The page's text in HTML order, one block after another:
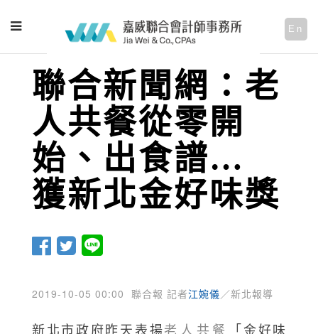
En
聯合新聞網：老
人共餐從零開
始、出食譜…
獲新北金好味獎
2019-10-05 00:00 聯合報 記者江婉儀／新北報導
新北市政府昨天表揚老人共餐
「金好味